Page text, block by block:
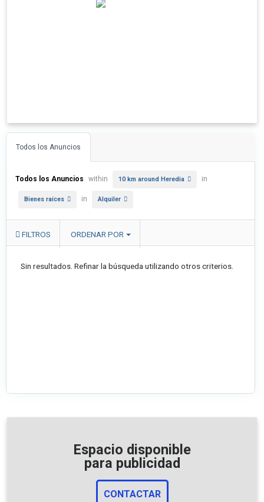
Todos los Anuncios
Todos los Anuncios within 10 km around Heredia in
Bienes raíces in Alquiler
FILTROS ORDENAR POR
Sin resultados. Refinar la búsqueda utilizando otros criterios.
Espacio disponible
para publicidad
CONTACTAR